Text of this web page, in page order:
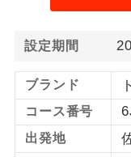
設定期間
ブランド
コース番号
出発地
ご夫婦限定
年齢制限あり